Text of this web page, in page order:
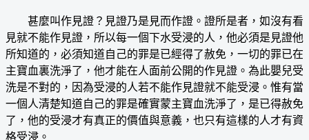
甚麼叫作見證？見證乃是見而作證。證所是者，如沒有看
見就不能作見證，所以每一個下水受浸的人，他必須是見證他
所知道的，必須知道自己的罪是已經得了赦免，一切的罪已在
主寶血裏洗淨了，他才能在人面前公開的作見證。為此嬰兒受
洗是不對的，因為受浸的人若不能作見證就不能受浸。惟有當
一個人清楚知道自己的罪是確實蒙主寶血洗淨了，是已得赦免
了，他的受浸才有真正的價值與意義，也只有這樣的人才有資
格受浸。